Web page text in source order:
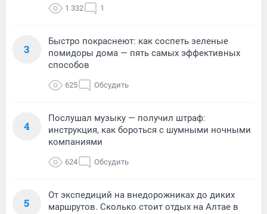
1 332 1
3
Быстро покраснеют: как соспеть зеленые
помидоры дома — пять самых эффективных
способов
625 Обсудить
4
Послушал музыку — получил штраф:
инструкция, как бороться с шумными ночными
компаниями
624 Обсудить
5
От экспедиций на внедорожниках до диких
маршрутов. Сколько стоит отдых на Алтае в